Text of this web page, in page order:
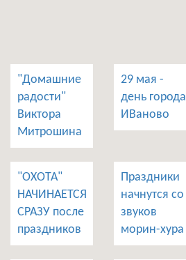
"Домашние
радости"
Виктора
Митрошина
29 мая -
день города
ИВаново
"ОХОТА"
НАЧИНАЕТСЯ
СРАЗУ после
праздников
Праздники
начнутся со
звуков
морин-хура